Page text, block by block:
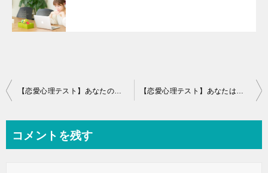
投
ビ
コメントを残す